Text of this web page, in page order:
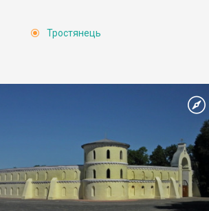
Тростянець